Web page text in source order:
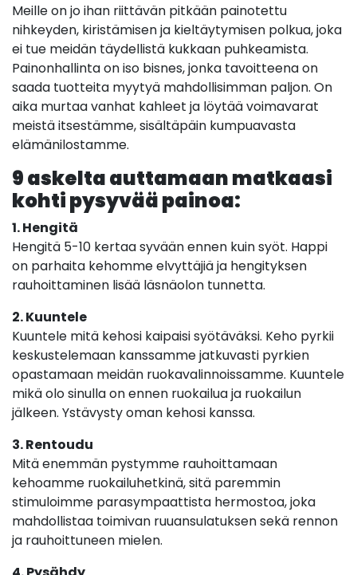
Meille on jo ihan riittävän pitkään painotettu
nihkeyden, kiristämisen ja kieltäytymisen polkua, joka
ei tue meidän täydellistä kukkaan puhkeamista.
Painonhallinta on iso bisnes, jonka tavoitteena on
saada tuotteita myytyä mahdollisimman paljon. On
aika murtaa vanhat kahleet ja löytää voimavarat
meistä itsestämme, sisältäpäin kumpuavasta
elämänilostamme.
9 askelta auttamaan matkaasi
kohti pysyvää painoa:
1. Hengitä
Hengitä 5-10 kertaa syvään ennen kuin syöt. Happi
on parhaita kehomme elvyttäjiä ja hengityksen
rauhoittaminen lisää läsnäolon tunnetta.
2. Kuuntele
Kuuntele mitä kehosi kaipaisi syötäväksi. Keho pyrkii
keskustelemaan kanssamme jatkuvasti pyrkien
opastamaan meidän ruokavalinnoissamme. Kuuntele
mikä olo sinulla on ennen ruokailua ja ruokailun
jälkeen. Ystävysty oman kehosi kanssa.
3. Rentoudu
Mitä enemmän pystymme rauhoittamaan
kehoamme ruokailuhetkinä, sitä paremmin
stimuloimme parasympaattista hermostoa, joka
mahdollistaa toimivan ruuansulatuksen sekä rennon
ja rauhoittuneen mielen.